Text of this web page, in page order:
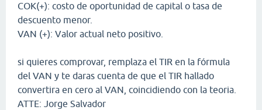
COK(+): costo de oportunidad de capital o tasa de
descuento menor.
VAN (+): Valor actual neto positivo.
si quieres comprovar, remplaza el TIR en la fórmula
del VAN y te daras cuenta de que el TIR hallado
convertira en cero al VAN, coincidiendo con la teoria.
ATTE: Jorge Salvador